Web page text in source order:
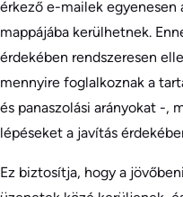
érkező e-mailek
mappájába kerülhetnek.
érdekében rendszeresen
mennyire foglalkoznak a
és panaszolási arányokat -,
lépéseket a javítás
Ez biztosítja, hogy a